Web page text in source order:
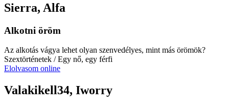
Sierra, Alfa
Alkotni öröm
Az alkotás vágya lehet olyan szenvedélyes, mint más örömök?
Szextörténetek / Egy nő, egy férfi
Elolvasom online
Valakikell34, Iworry